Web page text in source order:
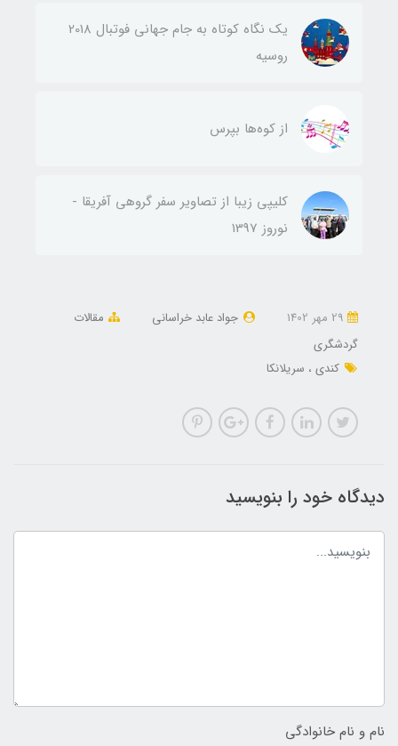
یک نگاه کوتاه به جام جهانی فوتبال 2018
روسیه
از کوه‌ها بپرس
کلیپی زیبا از تصاویر سفر گروهی آفریقا -
نوروز 1397
جواد عابد خراسانی
مقالات
گردشگری
کندی
سریلانکا
دیدگاه خود را بنویسید
نام و نام خانوادگی